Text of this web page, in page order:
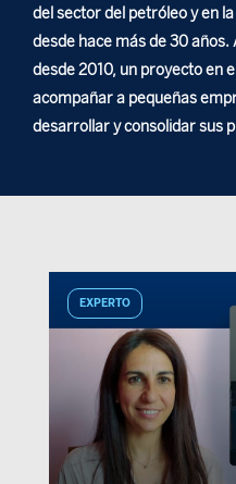
del sector del petróleo y en
desde hace más de 30
desde 2010, un proyecto en
acompañar a pequeñas
desarrollar y consolidar sus
EXPERTO